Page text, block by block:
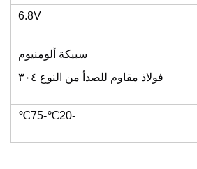
6.8V
سبيكة ألومنيوم
فولاذ مقاوم للصدأ من النوع ٣٠٤
-20℃-75℃